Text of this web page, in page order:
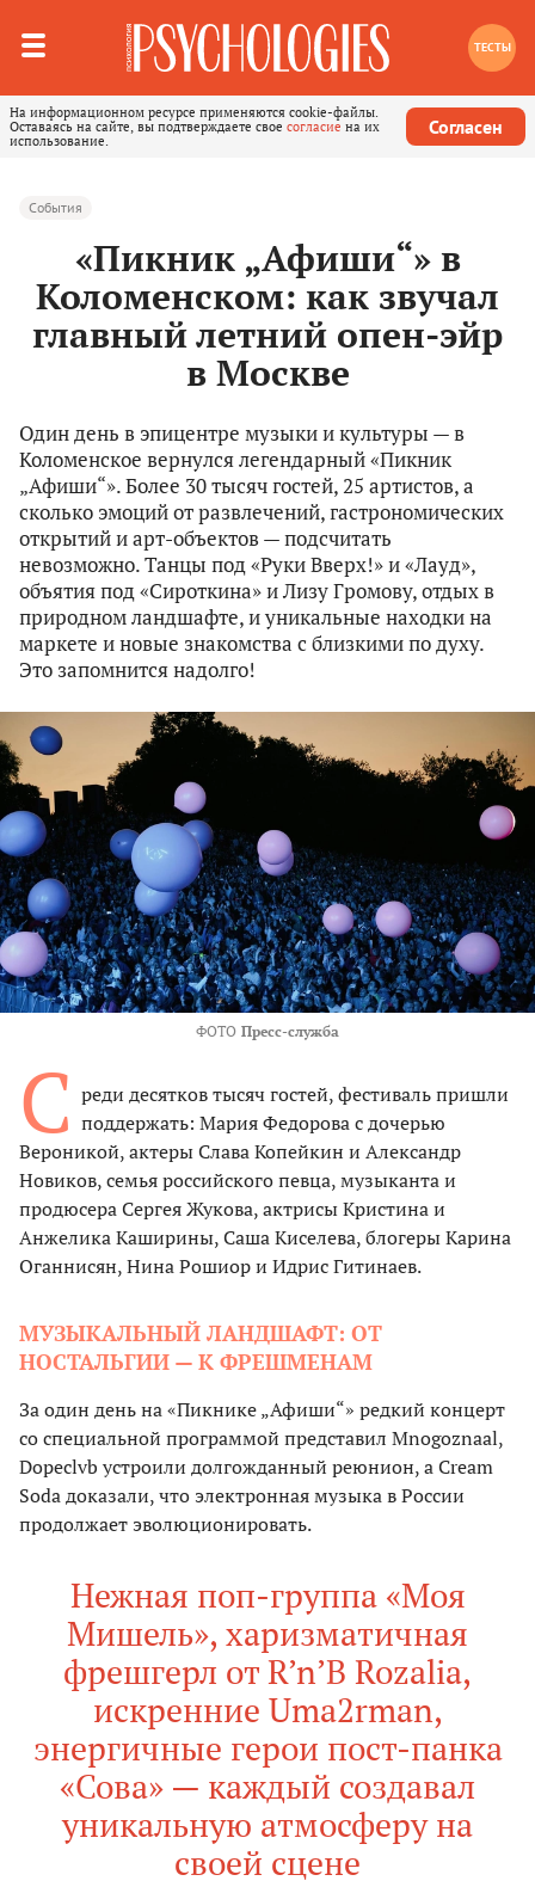
ТЕСТЫ
На информационном ресурсе применяются cookie-файлы.
Оставаясь на сайте, вы подтверждаете свое согласие на их
использование.
Согласен
События
«Пикник „Афиши“» в
Коломенском: как звучал
главный летний опен-эйр
в Москве
Один день в эпицентре музыки и культуры — в
Коломенское вернулся легендарный «Пикник
„Афиши“». Более 30 тысяч гостей, 25 артистов, а
сколько эмоций от развлечений, гастрономических
открытий и арт-объектов — подсчитать
невозможно. Танцы под «Руки Вверх!» и «Лауд»,
объятия под «Сироткина» и Лизу Громову, отдых в
природном ландшафте, и уникальные находки на
маркете и новые знакомства с близкими по духу.
Это запомнится надолго!
ФОТО Пресс-служба
С реди десятков тысяч гостей, фестиваль пришли
поддержать: Мария Федорова с дочерью
Вероникой, актеры Слава Копейкин и Александр
Новиков, семья российского певца, музыканта и
продюсера Сергея Жукова, актрисы Кристина и
Анжелика Каширины, Саша Киселева, блогеры Карина
Оганнисян, Нина Рошиор и Идрис Гитинаев.
МУЗЫКАЛЬНЫЙ ЛАНДШАФТ: ОТ
НОСТАЛЬГИИ — К ФРЕШМЕНАМ
За один день на «Пикнике „Афиши“» редкий концерт
со специальной программой представил Mnogoznaal,
Dopeclvb устроили долгожданный реюнион, а Cream
Soda доказали, что электронная музыка в России
продолжает эволюционировать.
Нежная поп-группа «Моя
Мишель», харизматичная
фрешгерл от R’n’B Rozalia,
искренние Uma2rman,
энергичные герои пост-панка
«Сова» — каждый создавал
уникальную атмосферу на
своей сцене